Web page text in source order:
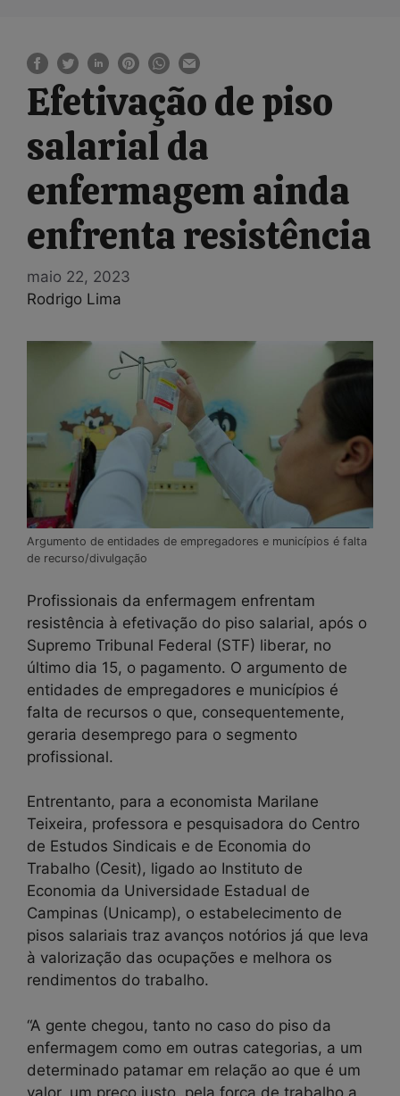
Efetivação de piso
salarial da
enfermagem ainda
enfrenta resistência
maio 22, 2023
Rodrigo Lima
Argumento de entidades de empregadores e municípios é falta
de recurso/divulgação
Profissionais da enfermagem enfrentam
resistência à efetivação do piso salarial, após o
Supremo Tribunal Federal (STF) liberar, no
último dia 15, o pagamento. O argumento de
entidades de empregadores e municípios é
falta de recursos o que, consequentemente,
geraria desemprego para o segmento
profissional.
Entrentanto, para a economista Marilane
Teixeira, professora e pesquisadora do Centro
de Estudos Sindicais e de Economia do
Trabalho (Cesit), ligado ao Instituto de
Economia da Universidade Estadual de
Campinas (Unicamp), o estabelecimento de
pisos salariais traz avanços notórios já que leva
à valorização das ocupações e melhora os
rendimentos do trabalho.
“A gente chegou, tanto no caso do piso da
enfermagem como em outras categorias, a um
determinado patamar em relação ao que é um
valor, um preço justo, pela força de trabalho a